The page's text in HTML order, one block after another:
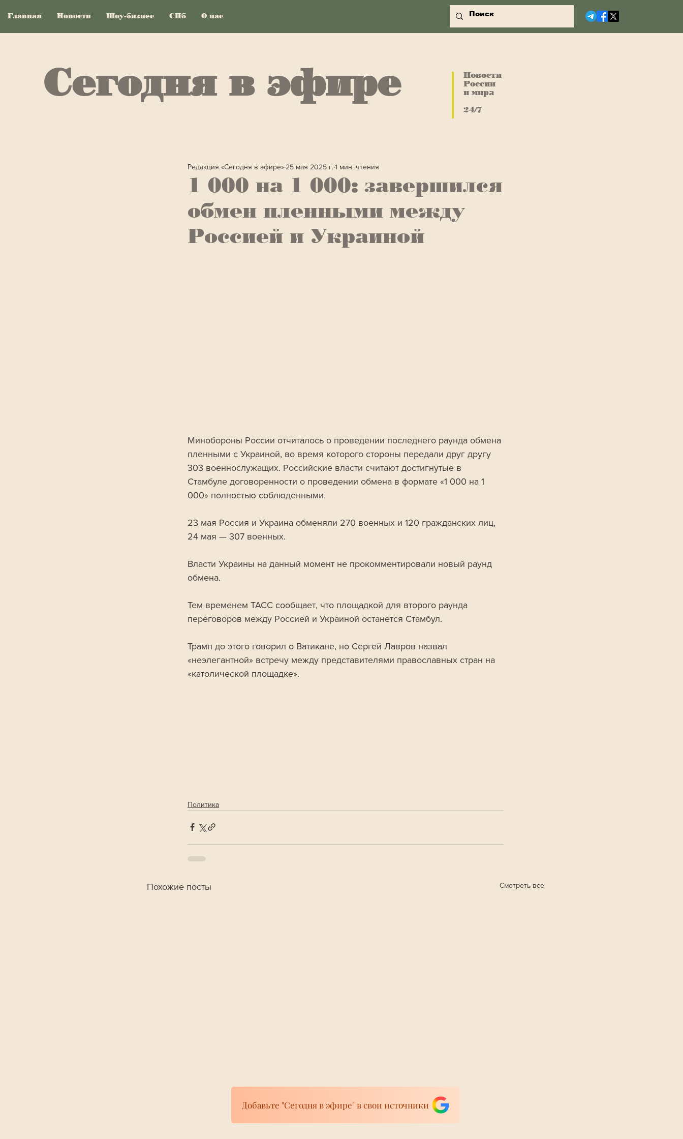
Главная Новости Шоу-бизнес СПб О нас
Сегодня в эфире
Новости
России
и мира
24/7
1 000 на 1 000: завершился
обмен пленными между
Россией и Украиной
Редакция «Сегодня в эфире» 25 мая 2025 г. 1 мин. чтения
Минобороны России отчиталось о проведении последнего раунда обмена
пленными с Украиной, во время которого стороны передали друг другу
303 военнослужащих. Российские власти считают достигнутые в
Стамбуле договоренности о проведении обмена в формате «1 000 на 1
000» полностью соблюденными.
23 мая Россия и Украина обменяли 270 военных и 120 гражданских лиц,
24 мая — 307 военных.
Власти Украины на данный момент не прокомментировали новый раунд
обмена.
Тем временем ТАСС сообщает, что площадкой для второго раунда
переговоров между Россией и Украиной останется Стамбул.
Трамп до этого говорил о Ватикане, но Сергей Лавров назвал
«неэлегантной» встречу между представителями православных стран на
«католической площадке».
Политика
Похожие посты Смотреть все
Добавьте "Сегодня в эфире" в свои источники